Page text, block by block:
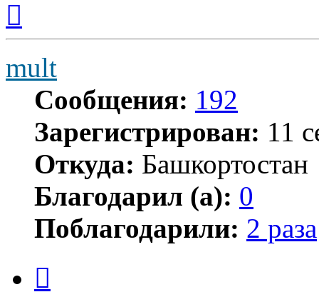
началу
mult
Сообщения: 192
Зарегистрирован: 11
Откуда: Башкортостан
Благодарил (а): 0
Поблагодарили: 2 раза